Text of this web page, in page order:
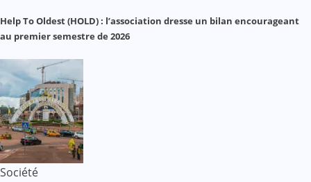
Help To Oldest (HOLD) : l’association dresse un bilan encourageant
au premier semestre de 2026
Société